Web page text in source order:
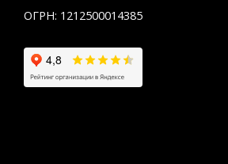
ОГРН: 1212500014385